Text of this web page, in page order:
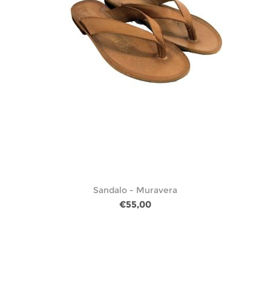
Sandalo - Muravera
€55,00